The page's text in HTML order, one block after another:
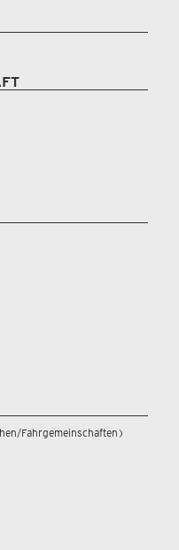
Fahrgemeinschaften)